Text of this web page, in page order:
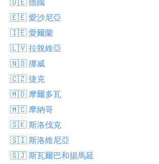
🇪🇪 愛沙尼亞
🇮🇪 愛爾蘭
🇱🇻 拉脫維亞
🇳🇴 挪威
🇨🇿 捷克
🇲🇩 摩爾多瓦
🇲🇨 摩納哥
🇸🇰 斯洛伐克
🇸🇮 斯洛維尼亞
🇸🇯 斯瓦爾巴和揚馬延